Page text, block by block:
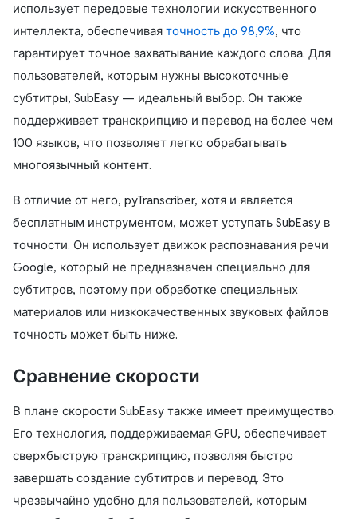
использует передовые технологии искусственного
интеллекта, обеспечивая точность до 98,9%, что
гарантирует точное захватывание каждого слова. Для
пользователей, которым нужны высокоточные
субтитры, SubEasy — идеальный выбор. Он также
поддерживает транскрипцию и перевод на более чем
100 языков, что позволяет легко обрабатывать
многоязычный контент.
В отличие от него, pyTranscriber, хотя и является
бесплатным инструментом, может уступать SubEasy в
точности. Он использует движок распознавания речи
Google, который не предназначен специально для
субтитров, поэтому при обработке специальных
материалов или низкокачественных звуковых файлов
точность может быть ниже.
Сравнение скорости
В плане скорости SubEasy также имеет преимущество.
Его технология, поддерживаемая GPU, обеспечивает
сверхбыструю транскрипцию, позволяя быстро
завершать создание субтитров и перевод. Это
чрезвычайно удобно для пользователей, которым